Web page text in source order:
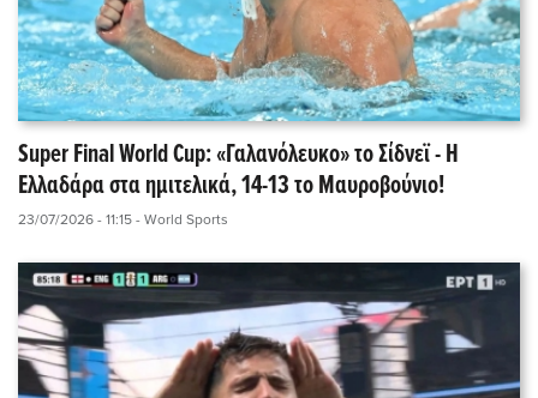
Super Final World Cup: «Γαλανόλευκο» το Σίδνεϊ - Η
Ελλαδάρα στα ημιτελικά, 14-13 το Μαυροβούνιο!
23/07/2026 - 11:15 - World Sports